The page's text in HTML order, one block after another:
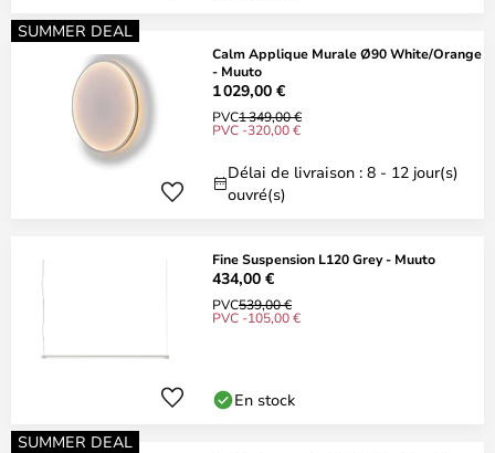
SUMMER DEAL
Calm Applique Murale Ø90 White/Orange
- Muuto
1 029,00 €
PVC1 349,00 €
PVC -320,00 €
Délai de livraison : 8 - 12 jour(s)
ouvré(s)
Fine Suspension L120 Grey - Muuto
434,00 €
PVC539,00 €
PVC -105,00 €
En stock
SUMMER DEAL